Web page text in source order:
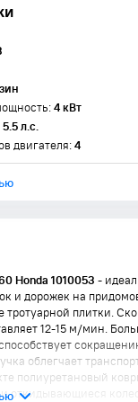
4 кВт
5.5 л.с.
двигателя:4
Honda 1010053 -
и дорожек на
тротуарной плитки.
12-15 м/мин.
облегчает
полиуретановый
откидывающиеся